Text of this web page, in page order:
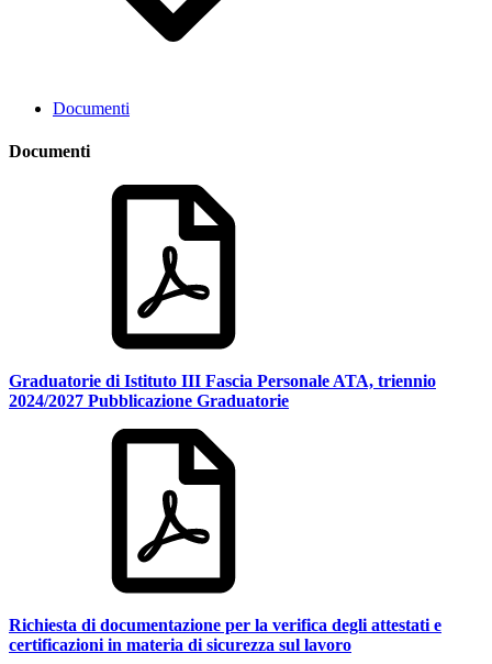
Documenti
Documenti
Graduatorie di Istituto III Fascia Personale ATA, triennio
2024/2027 Pubblicazione Graduatorie
Richiesta di documentazione per la verifica degli attestati e
certificazioni in materia di sicurezza sul lavoro